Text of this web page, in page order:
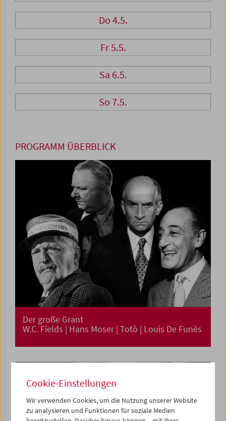
Do 4.5.
Fr 5.5.
Sa 6.5.
So 7.5.
PROGRAMM ÜBERBLICK
Der große Grant
W.C. Fields | Hans Moser | Totò | Louis De Funès
Cookie-Einstellungen
Wir verwenden Cookies, um die Nutzung unserer Website
zu analysieren und Funktionen für soziale Medien